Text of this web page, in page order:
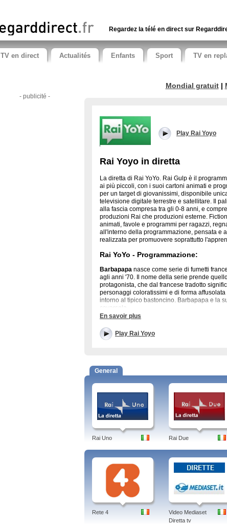
Regardez la télé en direct sur
TV en direct Actualités Enfants Sport TV en
- publicité -
Mondial gratuit|
Play Rai Yoyo
Rai Yoyo in diretta
La diretta di Rai YoYo. Rai Gulp è il
ai più piccoli, con i suoi cartoni animati e
per un target di giovanissimi, disponibile
televisione digitale terrestre e satellitare. Il
alla fascia compresa tra gli 0-8 anni, e
produzioni Rai che produzioni esterne.
animati, favole e programmi per ragazzi,
all'interno della programmazione, pensata e
realizzata per promuovere soprattutto
Rai YoYo - Programmazione:
Barbapapa nasce come serie di fumetti
agli anni '70. Il nome della serie prende
protagonista, che dal francese tradotto
personaggi coloratissimi e di forma
intorno al tipico bastoncino. Barbapapa e la
cavarsela.
Pig è giovanissimo, trattandosi di quello in
suo pubblico, che insieme al fratellino
Pingu, serie animata svizzera scritta dal
con la tecnica d'animazione Claymation,
malleabile, in genere plastilina, e muoverne
“l'illusione” che il soggetto si muova. Pingu
e altri personaggi vivranno, sono ambientate
Rai YoYo - Altri programmi:
Drago, Mio Mao, Pocoyo, Il Postino Pat, Bob
Azzurro, Le ricette della Melevisione,
Pocoyo, Pororo, Roary l'auto da corsa.
Rai YOYO - Canale per bambini. Cartoni
emittente televisiva nazionale.
Tags: rai yoyo, diretta, programmi, masha,
La nascita di Rai YoYo risale al 1
YoYo è disponibile gratuitamente sul
getisce anche Rai Gulp.
En savoir plus
Play Rai Yoyo
General
Rai Uno Rai Due
Rete 4
Video Mediaset
Diretta tv